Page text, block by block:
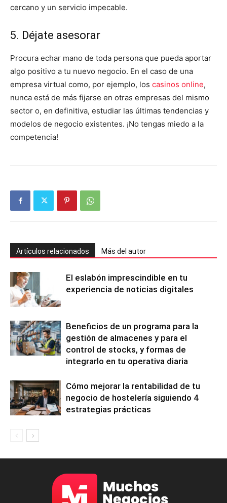
cercano y un servicio impecable.
5. Déjate asesorar
Procura echar mano de toda persona que pueda aportar
algo positivo a tu nuevo negocio. En el caso de una
empresa virtual como, por ejemplo, los casinos online,
nunca está de más fijarse en otras empresas del mismo
sector o, en definitiva, estudiar las últimas tendencias y
modelos de negocio existentes. ¡No tengas miedo a la
competencia!
Artículos relacionados Más del autor
El eslabón imprescindible en tu
experiencia de noticias digitales
Beneficios de un programa para la
gestión de almacenes y para el
control de stocks, y formas de
integrarlo en tu operativa diaria
Cómo mejorar la rentabilidad de tu
negocio de hostelería siguiendo 4
estrategias prácticas